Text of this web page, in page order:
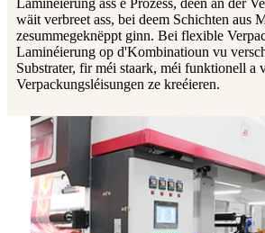
wäit verbreet ass, bei deem Schichten aus
zesummegeknëppt ginn. Bei flexible
Laminéierung op d'Kombinatioun vu
Substrater, fir méi staark, méi funktionell a
Verpackungsléisungen ze kreéieren.